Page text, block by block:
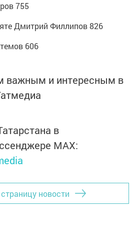
755
Дмитрий Филлипов 826
606
важным и интересным в
в
MАХ:
новости